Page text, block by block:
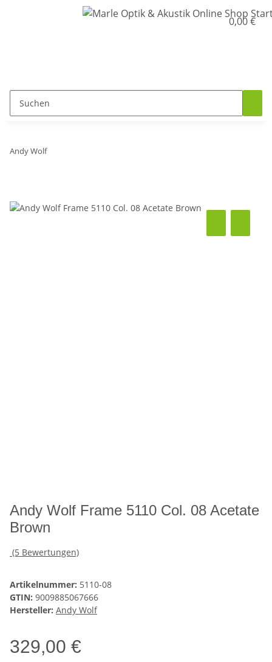
0,00 €
Andy Wolf
Andy Wolf Frame 5110 Col. 08 Acetate
Brown
(5 Bewertungen)
Artikelnummer: 5110-08
GTIN: 9009885067666
Hersteller: Andy Wolf
329,00 €